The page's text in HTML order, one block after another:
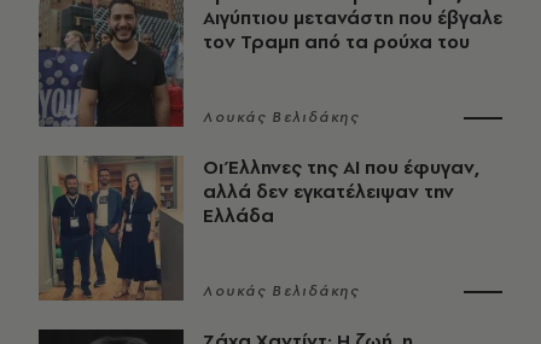
Αιγύπτιου μετανάστη που έβγαλε
τον Τραμπ από τα ρούχα του
Λουκάς Βελιδάκης
Οι Έλληνες της ΑΙ που έφυγαν,
αλλά δεν εγκατέλειψαν την
Ελλάδα
Λουκάς Βελιδάκης